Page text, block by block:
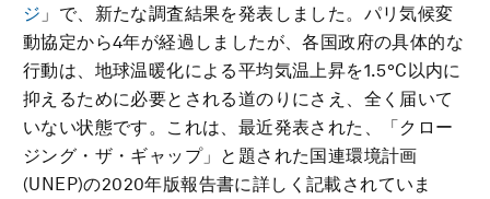
ジ 」で、新たな調査結果を発表しました。パリ気候変
動協定から4年が経過しましたが、各国政府の具体的な
行動は、地球温暖化による平均気温上昇を1.5°C以内に
抑えるために必要とされる道のりにさえ、全く届いて
いない状態です。これは、最近発表された、「クロー
ジング・ザ・ギャップ」と題された国連環境計画
(UNEP)の2020年版報告書に詳しく記載されていま